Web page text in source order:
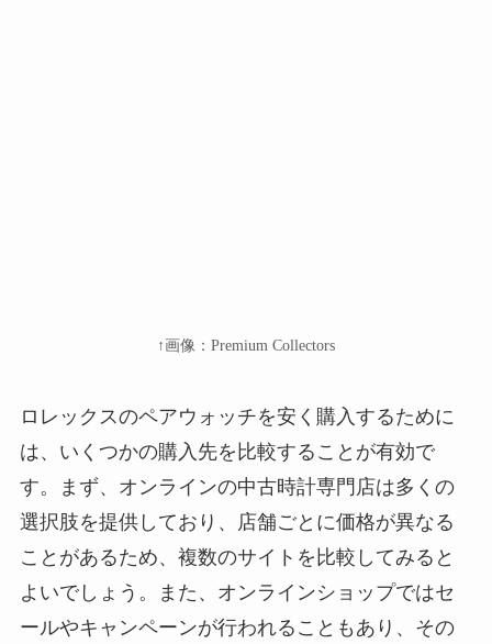
↑画像：Premium Collectors
ロレックスのペアウォッチを安く購入するために
は、いくつかの購入先を比較することが有効で
す。まず、オンラインの中古時計専門店は多くの
選択肢を提供しており、店舗ごとに価格が異なる
ことがあるため、複数のサイトを比較してみると
よいでしょう。また、オンラインショップではセ
ールやキャンペーンが行われることもあり、その